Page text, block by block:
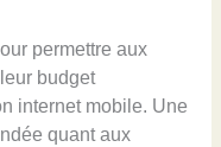
permettre aux
budget
internet mobile. Une
quant aux